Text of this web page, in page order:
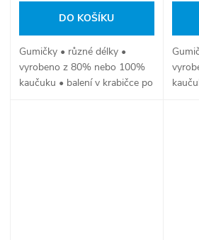
DO KOŠÍKU
Gumičky • různé délky •
vyrobeno z 80% nebo 100%
kaučuku • balení v krabičce po